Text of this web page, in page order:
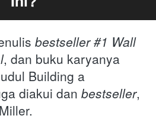
bestseller #1 Wall
, dan buku karyanya
diakui dan bestseller,